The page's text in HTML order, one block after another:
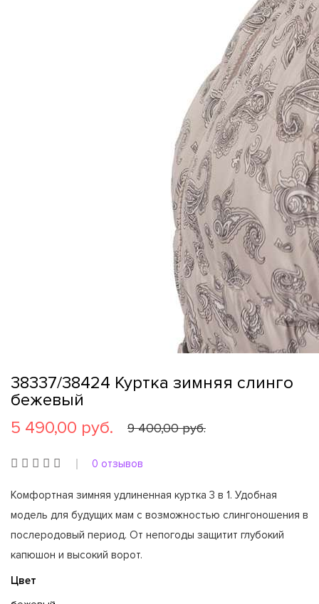
38337/38424 Куртка зимняя слинго
бежевый
5 490,00 руб.
9 400,00 руб.
0 отзывов
Комфортная зимняя удлиненная куртка 3 в 1. Удобная
модель для будущих мам с возможностью слингоношения в
послеродовый период. От непогоды защитит глубокий
капюшон и высокий ворот.
Цвет